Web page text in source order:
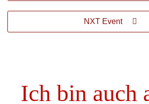
NXT Event
Ich bin auch